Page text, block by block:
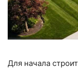
Для начала